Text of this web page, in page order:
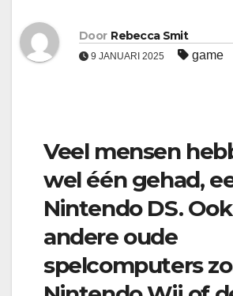
Door Rebecca Smit
9 JANUARI 2025 game
Veel mensen
wel één gehad,
Nintendo DS. Ook
andere oude
spelcomputers